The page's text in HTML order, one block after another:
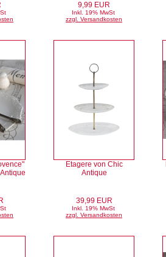
9,99 EUR
Inkl. 19% MwSt
zzgl. Versandkosten
Etagere von Chic
Antique
39,99 EUR
Inkl. 19% MwSt
zzgl. Versandkosten